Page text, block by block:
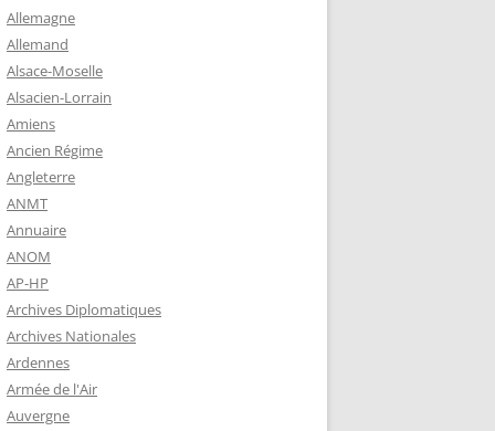
1965)
SUR-
(1910-
DE
– PLAQUE
LEROUX
Allemagne
Allemand
Alsace-Moselle
Alsacien-Lorrain
Amiens
Ancien Régime
Angleterre
ANMT
Annuaire
ANOM
AP-HP
Archives Diplomatiques
Archives Nationales
Ardennes
Armée de l'Air
Auvergne